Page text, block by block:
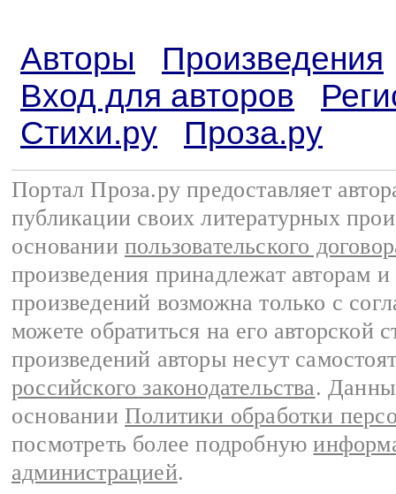
Авторы
Произведения
Вход для авторов
Стихи.ру
Проза.ру
Портал Проза.ру предоставляет
публикации своих литературных
основании пользовательского
произведения принадлежат авторам
произведений возможна только с
можете обратиться на его авторской
произведений авторы несут
российского законодательства.
основании Политики обработки
посмотреть более подробную
администрацией.